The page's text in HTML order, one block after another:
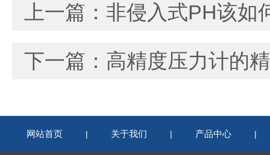
上一篇： 非侵入式PH该如
下一篇： 高精度压力计的
网站首页 | 关于我们 | 产品中心 |